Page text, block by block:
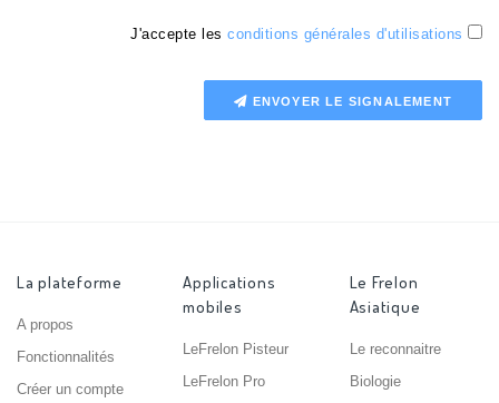
J'accepte les conditions générales d'utilisations
ENVOYER LE SIGNALEMENT
La plateforme
A propos
Fonctionnalités
Créer un compte
Applications
mobiles
LeFrelon Pisteur
LeFrelon Pro
Le Frelon
Asiatique
Le reconnaitre
Biologie